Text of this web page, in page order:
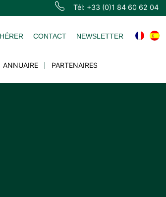
Tél: +33 (0)1 84 60 62 04
CONTACT NEWSLETTER
ANNUAIRE PARTENAIRES